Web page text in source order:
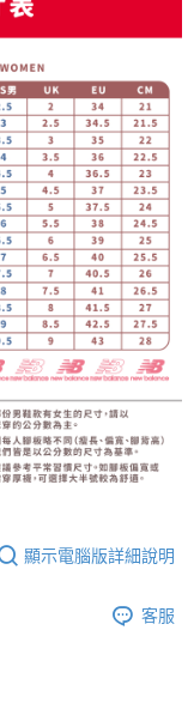
顯示電腦版詳細說明
客服